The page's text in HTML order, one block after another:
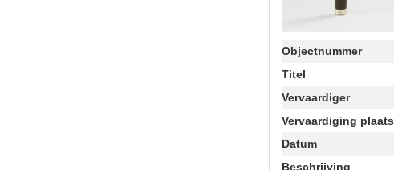
Objectnummer
Titel
Vervaardiger
Vervaardiging plaats
Datum
Beschrijving